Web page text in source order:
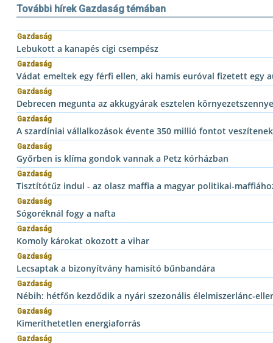
További hírek Gazdaság témában
Gazdaság
Lebukott a kanapés cigi csempész
Gazdaság
Vádat emeltek egy férfi ellen, aki hamis euróval fizetett egy
Gazdaság
Debrecen megunta az akkugyárak esztelen
Gazdaság
A szardíniai vállalkozások évente 350 millió fontot
Gazdaság
Győrben is klíma gondok vannak a Petz kórházban
Gazdaság
Tisztítótűz indul - az olasz maffia a magyar politikai-
Gazdaság
Sógoréknál fogy a nafta
Gazdaság
Komoly károkat okozott a vihar
Gazdaság
Lecsaptak a bizonyítvány hamisító bűnbandára
Gazdaság
Nébih: hétfőn kezdődik a nyári szezonális élelmiszerlánc-
Gazdaság
Kimeríthetetlen energiaforrás
Gazdaság